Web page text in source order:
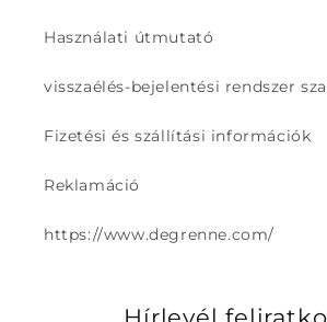
Használati útmutató
visszaélés-bejelentési rendszer
Fizetési és szállítási információk
Reklamáció
https://www.degrenne.com/